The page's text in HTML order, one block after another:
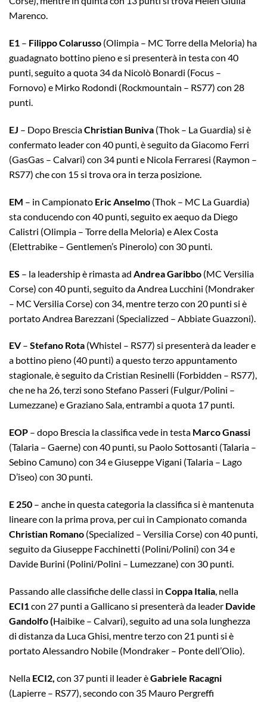
Marenco.
E1 – Filippo Colarusso (Olimpia – MC Torre della Meloria) ha
guadagnato bottino pieno e si presenterà in testa con 40
punti, seguito a quota 34 da Nicolò Bonardi (Focus –
Fornovo) e Mirko Rodondi (Rockmountain – RS77) con 28
punti.
EJ – Dopo BresciaChristian Buniva (Thok – La Guardia) si è
confermato leader con 40 punti, è seguito da Giacomo Ferri
(GasGas – Calvari) con 34 punti e Nicola Ferraresi (Raymon –
RS77) che con 15 si trova ora in terza posizione.
EM – in Campionato Eric Anselmo (Thok – MC La Guardia)
sta conducendo con 40 punti, seguito ex aequo da Diego
Calistri (Olimpia – Torre della Meloria) e Alex Costa
(Elettrabike – Gentlemen’s Pinerolo) con 30 punti.
ES – la leadership è rimasta ad Andrea Garibbo (MC Versilia
Corse) con 40 punti, seguito da Andrea Lucchini (Mondraker
– MC Versilia Corse) con 34, mentre terzo con 20 punti si è
portato Andrea Barezzani (Specializzed – Abbiate Guazzoni).
EV– Stefano Rota (Whistel – RS77) si presenterà da leader e
a bottino pieno (40 punti) a questo terzo appuntamento
stagionale, è seguito da Cristian Resinelli (Forbidden – RS77),
che ne ha 26, terzi sono Stefano Passeri (Fulgur/Polini –
Lumezzane) e Graziano Sala, entrambi a quota 17 punti.
EOP – dopo Brescia la classifica vede in testa Marco Gnassi
(Talaria – Gaerne) con 40 punti, su Paolo Sottosanti (Talaria –
Sebino Camuno) con 34 e Giuseppe Vigani (Talaria – Lago
D’iseo) con 30 punti.
E 250 – anche in questa categoria la classifica si è mantenuta
lineare con la prima prova, per cui in Campionato comanda
Christian Romano (Specialized – Versilia Corse) con 40 punti,
seguito da Giuseppe Facchinetti (Polini/Polini) con 34 e
Davide Burini (Polini/Polini – Lumezzane) con 30 punti.
Passando alle classifiche delle classi in Coppa Italia, nella
ECI1con 27 punti a Gallicano si presenterà da leader Davide
Gandolfo (Haibike – Calvari), seguito ad una sola lunghezza
di distanza da Luca Ghisi, mentre terzo con 21 punti si è
portato Alessandro Nobile (Mondraker – Ponte dell’Olio).
Nella ECI2, con 37 punti il leader èGabriele Racagni
(Lapierre – RS77), secondo con 35 Mauro Pergreffi